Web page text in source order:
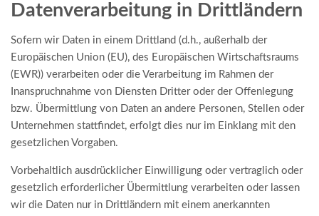
Datenverarbeitung in Drittländern
Sofern wir Daten in einem Drittland (d.h., außerhalb der
Europäischen Union (EU), des Europäischen Wirtschaftsraums
(EWR)) verarbeiten oder die Verarbeitung im Rahmen der
Inanspruchnahme von Diensten Dritter oder der Offenlegung
bzw. Übermittlung von Daten an andere Personen, Stellen oder
Unternehmen stattfindet, erfolgt dies nur im Einklang mit den
gesetzlichen Vorgaben.
Vorbehaltlich ausdrücklicher Einwilligung oder vertraglich oder
gesetzlich erforderlicher Übermittlung verarbeiten oder lassen
wir die Daten nur in Drittländern mit einem anerkannten